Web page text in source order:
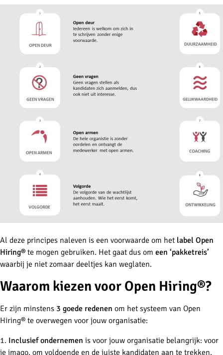
Al deze principes naleven is een voorwaarde om het label Open
Hiring® te mogen gebruiken. Het gaat dus om een ‘pakketreis’
waarbij je niet zomaar deeltjes kan weglaten.
Waarom kiezen voor Open Hiring®?
Er zijn minstens 3 goede redenen om het systeem van Open
Hiring® te overwegen voor jouw organisatie:
1. Inclusief ondernemen is voor jouw organisatie belangrijk: voor
je imago, om voldoende en de juiste kandidaten aan te trekken,